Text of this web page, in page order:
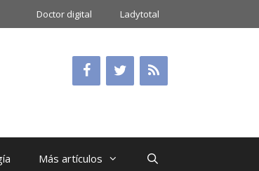
Doctor digital Ladytotal
Más artículos